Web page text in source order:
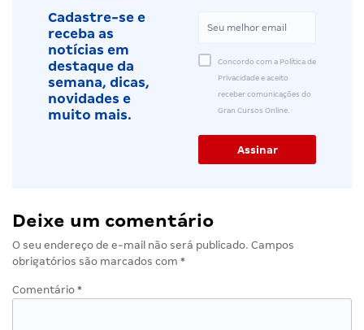
Cadastre-se e
receba as
notícias em
destaque da
semana, dicas,
novidades e
muito mais.
Concordo com a Política de
Privacidade e aceito
receber comunicações do
Gran Cursos Online.
Deixe um comentário
O seu endereço de e-mail não será publicado. Campos
obrigatórios são marcados com *
Comentário *